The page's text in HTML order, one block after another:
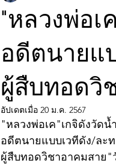
"หลวงพ่อเ
อดีตนายแ
ผู้สืบทอดวิ
อัปเดตเมื่อ 20 ม.ค. 2567
"หลวงพ่อเค"เกจิดังวัดน้
อดีตนายแบบเวทีดัง/ละ
ผู้สืบทอดวิชาอาคมสาย"